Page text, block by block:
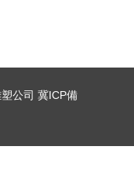
公司 冀ICP備